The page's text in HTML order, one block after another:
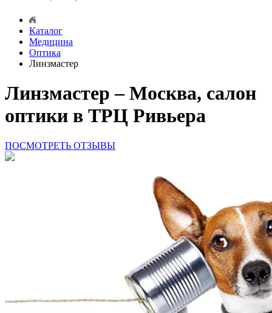
Каталог
Медицина
Оптика
Линзмастер
Линзмастер – Москва, салон
оптики в ТРЦ Ривьера
ПОСМОТРЕТЬ ОТЗЫВЫ